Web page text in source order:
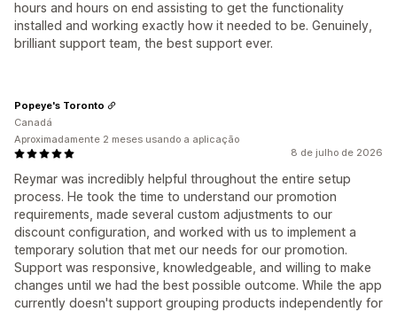
hours and hours on end assisting to get the functionality
installed and working exactly how it needed to be. Genuinely,
brilliant support team, the best support ever.
8 de julho de 2026
Reymar was incredibly helpful throughout the entire setup
process. He took the time to understand our promotion
requirements, made several custom adjustments to our
discount configuration, and worked with us to implement a
temporary solution that met our needs for our promotion.
Support was responsive, knowledgeable, and willing to make
changes until we had the best possible outcome. While the app
currently doesn't support grouping products independently for
Popeye's Toronto
Canadá
Aproximadamente 2 meses usando a aplicação